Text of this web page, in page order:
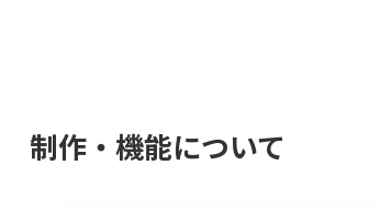
制作・機能について